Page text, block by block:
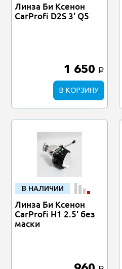
Линза Би Ксенон
CarProfi D2S 3' Q5
1 650 a
В КОРЗИНУ
В НАЛИЧИИ
Линза Би Ксенон
CarProfi Н1 2.5' без
маски